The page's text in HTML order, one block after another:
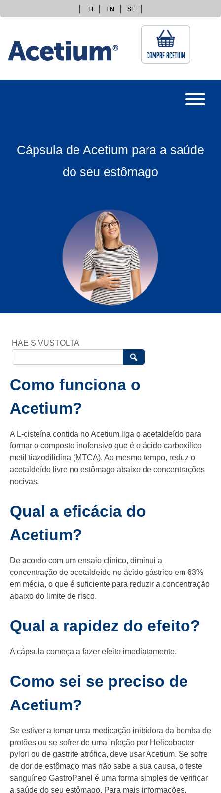
to
FI EN SE
Compre Acetium
Cápsula de Acetium para a saúde
do seu estômago
HAE SIVUSTOLTA
Como funciona o
Acetium?
A L-cisteína contida no Acetium liga o acetaldeído para
formar o composto inofensivo que é o ácido carboxílico
metil tiazodilidina (MTCA). Ao mesmo tempo, reduz o
acetaldeído livre no estômago abaixo de concentrações
nocivas.
Qual a eficácia do
Acetium?
De acordo com um ensaio clínico, diminui a
concentração de acetaldeído no ácido gástrico em 63%
em média, o que é suficiente para reduzir a concentração
abaixo do limite de risco.
Qual a rapidez do efeito?
A cápsula começa a fazer efeito imediatamente.
Como sei se preciso de
Acetium?
Se estiver a tomar uma medicação inibidora da bomba de
protões ou se sofrer de uma infeção por Helicobacter
pylori ou de gastrite atrófica, deve usar Acetium. Se sofre
de dor de estômago mas não sabe a sua causa, o teste
sanguíneo GastroPanel é uma forma simples de verificar
a saúde do seu estômago. Para mais informações,